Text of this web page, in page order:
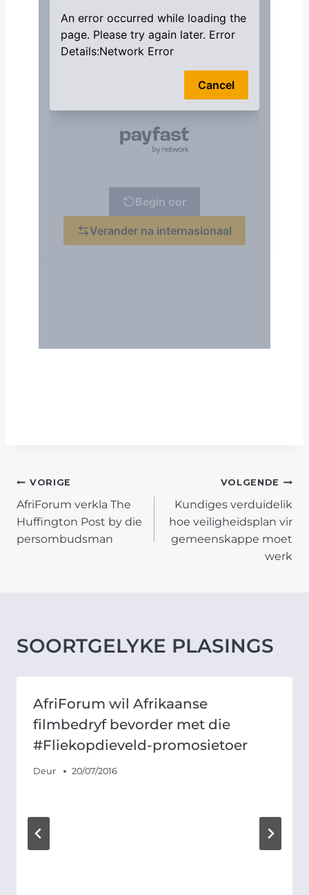
POST
NAVIGATION
VORIGE
AfriForum verkla The
Huffington Post by die
persombudsman
VOLGENDE
Kundiges verduidelik
hoe veiligheidsplan vir
gemeenskappe moet
werk
SOORTGELYKE PLASINGS
AfriForum wil Afrikaanse
filmbedryf bevorder met die
#Fliekopdieveld-promosietoer
Deur 20/07/2016